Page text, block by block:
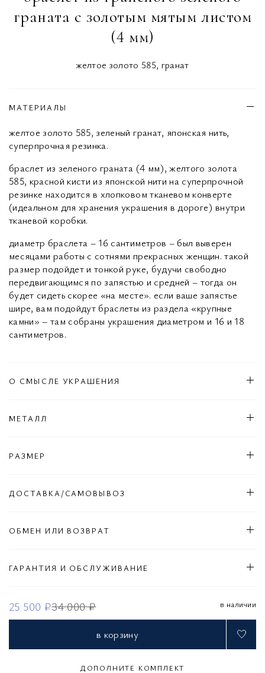
граната с золотым мятым листом
(4 мм)
желтое золото 585, гранат
25 500 ₽34 000 ₽ в наличии
в корзину
МАТЕРИАЛЫ
желтое золото 585, зеленый гранат, японская нить,
суперпрочная резинка.
браслет из зеленого граната (4 мм), желтого золота
585, красной кисти из японской нити на суперпрочной
резинке находится в хлопковом тканевом конверте
(идеальном для хранения украшения в дороге) внутри
тканевой коробки.
диаметр браслета – 16 сантиметров – был выверен
месяцами работы с сотнями прекрасных женщин. такой
размер подойдет и тонкой руке, будучи свободно
передвигающимся по запястью и средней – тогда он
будет сидеть скорее «на месте». если ваше запястье
шире, вам подойдут браслеты из раздела «крупные
камни» – там собраны украшения диаметром и 16 и 18
сантиметров.
О СМЫСЛЕ УКРАШЕНИЯ
МЕТАЛЛ
РАЗМЕР
ДОСТАВКА/САМОВЫВОЗ
ОБМЕН ИЛИ ВОЗВРАТ
ГАРАНТИЯ И ОБСЛУЖИВАНИЕ
ДОПОЛНИТЕ КОМПЛЕКТ